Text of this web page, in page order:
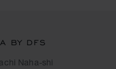
BY DFS
Naha-shi